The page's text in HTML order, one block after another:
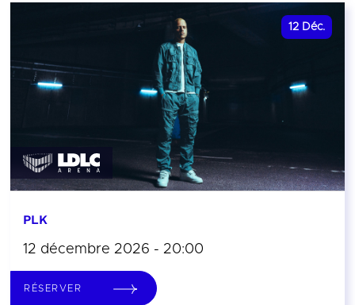
12 Déc.
PLK
12 décembre 2026 - 20:00
RÉSERVER